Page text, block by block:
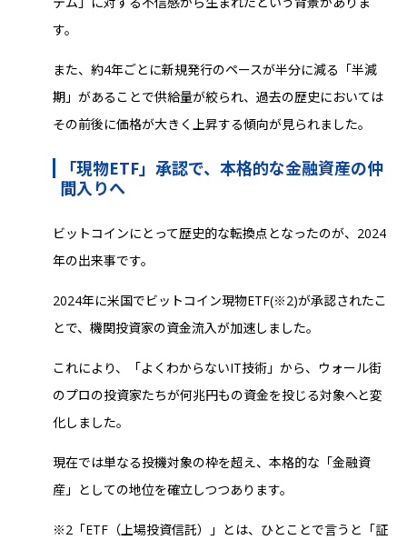
す。
また、約4年ごとに新規発行のペースが半分に減る「半減
期」があることで供給量が絞られ、過去の歴史においては
その前後に価格が大きく上昇する傾向が見られました。
「現物ETF」承認で、本格的な金融資産の仲
間入りへ
ビットコインにとって歴史的な転換点となったのが、2024
年の出来事です。
2024年に米国でビットコイン現物ETF(※2)が承認されたこ
とで、機関投資家の資金流入が加速しました。
これにより、「よくわからないIT技術」から、ウォール街
のプロの投資家たちが何兆円もの資金を投じる対象へと変
化しました。
現在では単なる投機対象の枠を超え、本格的な「金融資
産」としての地位を確立しつつあります。
※2「ETF（上場投資信託）」とは、ひとことで言うと「証